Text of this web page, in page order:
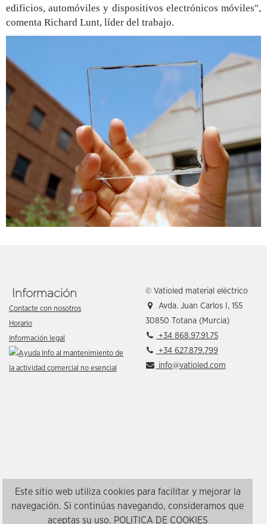
edificios, automóviles y dispositivos electrónicos móviles",
comenta Richard Lunt, líder del trabajo.
Información
Contacte con nosotros
Horario
Información legal
© Vatioled material eléctrico
Avda. Juan Carlos I, 155
30850 Totana (Murcia)
+34 868.97.91.75
+34 627.879.799
info@vatioled.com
Este sitio web utiliza cookies para facilitar y mejorar la
navegación. Si continúas navegando, consideramos que
aceptas su uso. POLITICA DE COOKIES